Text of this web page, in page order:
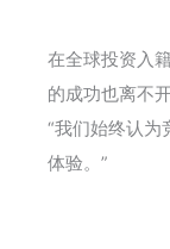
在全球投资入
的成功也离不
“我们始终认为
体验。”